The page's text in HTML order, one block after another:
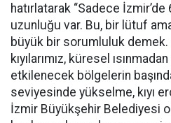
hatırlatarak “Sadece
uzunluğu var. Bu, bir lütuf
büyük bir sorumluluk demek.
kıyılarımız, küresel
etkilenecek bölgelerin
seviyesinde yükselme, kıyı
İzmir Büyükşehir Belediyesi